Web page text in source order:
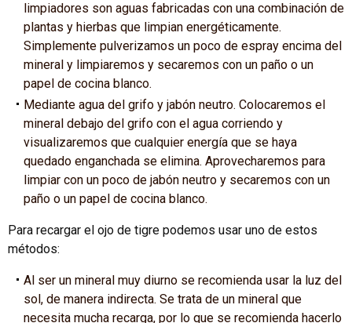
limpiadores son aguas fabricadas con una combinación de
plantas y hierbas que limpian energéticamente.
Simplemente pulverizamos un poco de espray encima del
mineral y limpiaremos y secaremos con un paño o un
papel de cocina blanco.
Mediante agua del grifo y jabón neutro. Colocaremos el
mineral debajo del grifo con el agua corriendo y
visualizaremos que cualquier energía que se haya
quedado enganchada se elimina. Aprovecharemos para
limpiar con un poco de jabón neutro y secaremos con un
paño o un papel de cocina blanco.
Para recargar el ojo de tigre podemos usar uno de estos
métodos:
Al ser un mineral muy diurno se recomienda usar la luz del
sol, de manera indirecta. Se trata de un mineral que
necesita mucha recarga, por lo que se recomienda hacerlo